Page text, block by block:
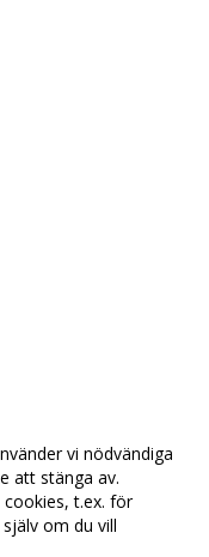
vi nödvändiga
att stänga av.
cookies, t.ex. för
om du vill